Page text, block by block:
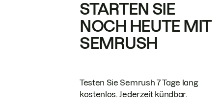
STARTEN SIE
NOCH HEUTE MIT
SEMRUSH
Testen Sie Semrush 7 Tage lang
kostenlos. Jederzeit kündbar.